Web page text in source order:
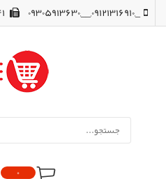
_,09121316910,__,09305913630
0